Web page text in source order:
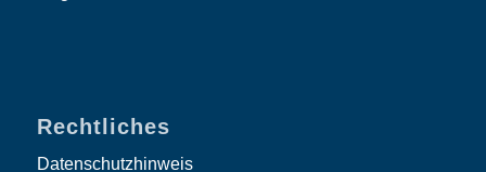
Rechtliches
Datenschutzhinweis